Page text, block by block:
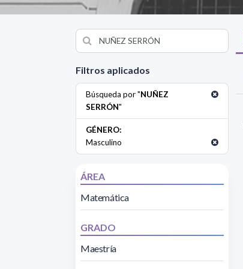
Filtros aplicados
Búsqueda por "NUÑEZ
SERRÓN"
GÉNERO:
Masculino
ÁREA
Matemática
GRADO
Maestría